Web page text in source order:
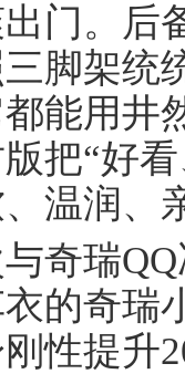
门。后
脚架统
能用井
把“好
温润、
瑞QQ
的奇瑞
性提升